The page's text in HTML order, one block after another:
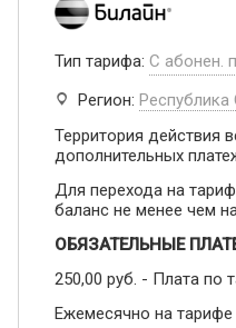
Тип тарифа: С абонен.
Регион: Республика
Территория действия
дополнительных
Для перехода на
баланс не менее чем
ОБЯЗАТЕЛЬНЫЕ
250,00 руб. - Плата по
Ежемесячно на тарифе